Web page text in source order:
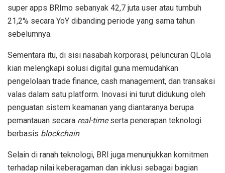
super apps BRImo sebanyak 42,7 juta user atau tumbuh
21,2% secara YoY dibanding periode yang sama tahun
sebelumnya.
Sementara itu, di sisi nasabah korporasi, peluncuran QLola
kian melengkapi solusi digital guna memudahkan
pengelolaan trade finance, cash management, dan transaksi
valas dalam satu platform. Inovasi ini turut didukung oleh
penguatan sistem keamanan yang diantaranya berupa
pemantauan secara real-time serta penerapan teknologi
berbasis blockchain.
Selain di ranah teknologi, BRI juga menunjukkan komitmen
terhadap nilai keberagaman dan inklusi sebagai bagian